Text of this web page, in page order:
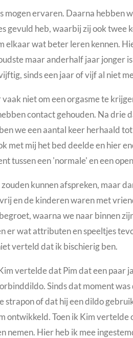
mogen ervaren. Daarna hebben
gevuld heb, waarbij zij ook twee
elkaar wat beter leren kennen.
maar anderhalf jaar jonger
sinds een jaar of vijf al niet
niet om een orgasme te
contact gehouden. Na drie
we een aantal keer herhaald
met mij het bed deelde en hier
tussen een 'normale' en een
kunnen afspreken, maar
en de kinderen waren met
waarna we naar binnen
er wat attributen en speeltjes
verteld dat ik bischierig ben.
vertelde dat Pim dat een paar
Sinds dat moment was
strapon of dat hij een dildo
ontwikkeld. Toen ik Kim vertelde
nemen. Hier heb ik mee